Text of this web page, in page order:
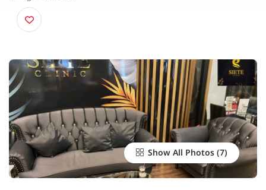
Bangkok 10400
Show All Photos